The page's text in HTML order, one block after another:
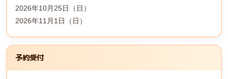
2026年10月25日（日）
2026年11月1日（日）
予約受付